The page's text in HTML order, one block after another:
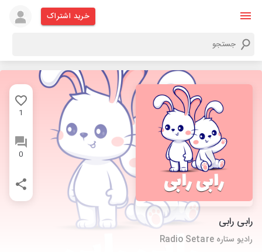
خرید اشتراک
1
0
رابی رابی
رادیو ستاره Radio Setare